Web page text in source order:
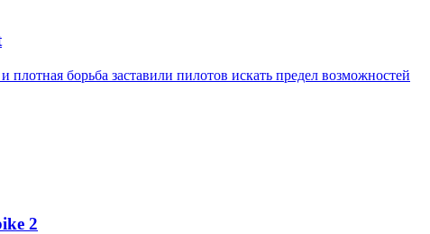
борьба заставили пилотов искать предел возможностей
2